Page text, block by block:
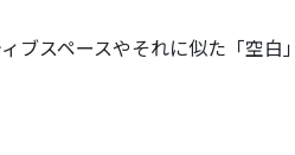
ブスペースやそれに似た「空白